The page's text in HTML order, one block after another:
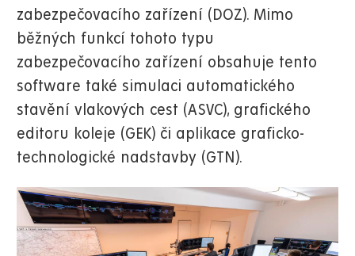
zabezpečovacího zařízení (DOZ). Mimo
běžných funkcí tohoto typu
zabezpečovacího zařízení obsahuje tento
software také simulaci automatického
stavění vlakových cest (ASVC), grafického
editoru koleje (GEK) či aplikace graficko-
technologické nadstavby (GTN).